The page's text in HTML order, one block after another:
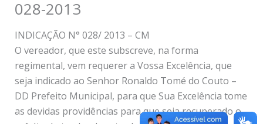
028-2013
INDICAÇÃO N° 028/ 2013 – CM
O vereador, que este subscreve, na forma
regimental, vem requerer a Vossa Excelência, que
seja indicado ao Senhor Ronaldo Tomé do Couto –
DD Prefeito Municipal, para que Sua Excelência tome
as devidas providências para que seja recuperado o